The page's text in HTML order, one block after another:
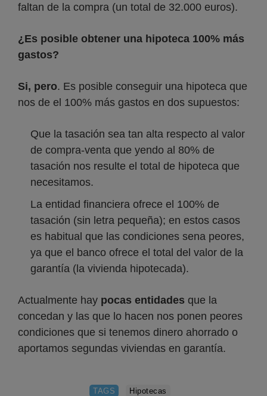
faltan de la compra (un total de 32.000 euros).
¿Es posible obtener una hipoteca 100% más
gastos?
Si, pero. Es posible conseguir una hipoteca que
nos de el 100% más gastos en dos supuestos:
Que la tasación sea tan alta respecto al valor
de compra-venta que yendo al 80% de
tasación nos resulte el total de hipoteca que
necesitamos.
La entidad financiera ofrece el 100% de
tasación (sin letra pequeña); en estos casos
es habitual que las condiciones sena peores,
ya que el banco ofrece el total del valor de la
garantía (la vivienda hipotecada).
Actualmente hay pocas entidades que la
concedan y las que lo hacen nos ponen peores
condiciones que si tenemos dinero ahorrado o
aportamos segundas viviendas en garantía.
TAGS Hipotecas